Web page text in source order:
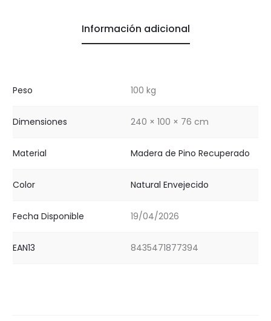
Información adicional
Peso 100 kg
Dimensiones 240 × 100 × 76 cm
Material Madera de Pino Recuperado
Color Natural Envejecido
Fecha Disponible 19/04/2026
EAN13 8435471877394